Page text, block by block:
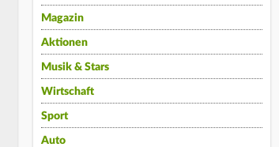
Magazin
Aktionen
Musik & Stars
Wirtschaft
Sport
Auto